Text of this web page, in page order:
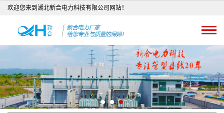
欢迎您来到湖北新合电力科技有限公司网站！